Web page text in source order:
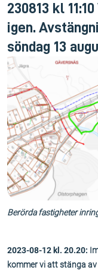
230813 kl
igen.
söndag 13
Berörda fastigheter
2023-08-12 kl. 20.20:
kommer vi att stänga